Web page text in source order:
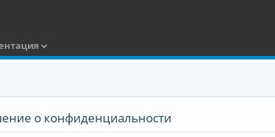
о конфиденциальности